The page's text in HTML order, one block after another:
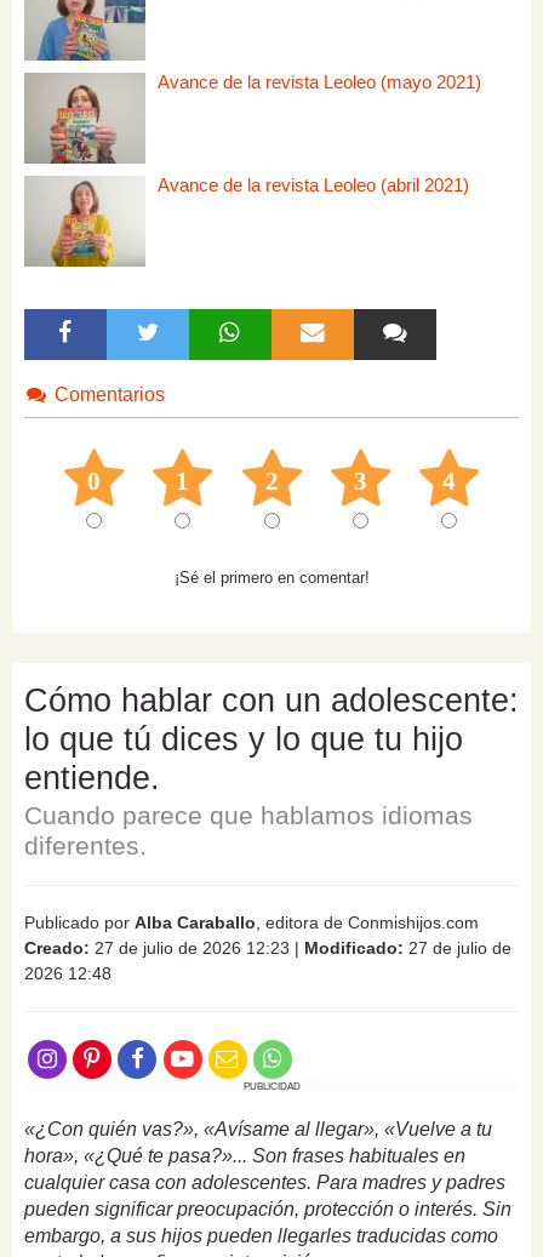
Avance de la revista Leoleo (mayo 2021)
Avance de la revista Leoleo (abril 2021)
Comentarios
0 1 2 3 4
¡Sé el primero en comentar!
Cómo hablar con un adolescente:
lo que tú dices y lo que tu hijo
entiende.
Cuando parece que hablamos idiomas
diferentes.
Publicado por Alba Caraballo , editora de Conmishijos.com
Creado: 27 de julio de 2026 12:23 | Modificado: 27 de julio de
2026 12:48
PUBLICIDAD
«¿Con quién vas?», «Avísame al llegar», «Vuelve a tu
hora», «¿Qué te pasa?»... Son frases habituales en
cualquier casa con adolescentes. Para madres y padres
pueden significar preocupación, protección o interés. Sin
embargo, a sus hijos pueden llegarles traducidas como